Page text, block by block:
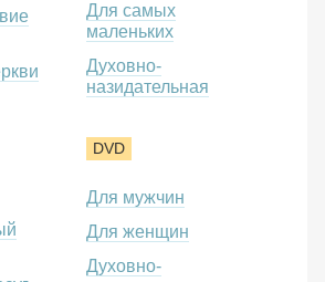
Для самых
маленьких
Духовно-
назидательная
DVD
Для мужчин
Для женщин
Духовно-